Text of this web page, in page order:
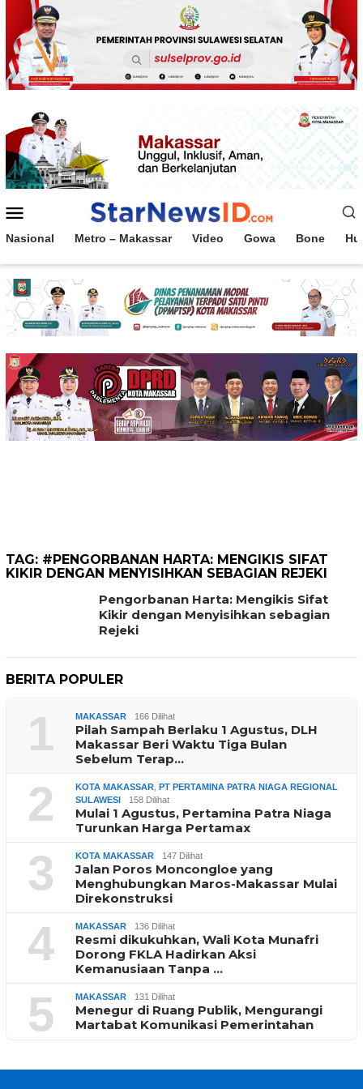
Loncat
konten
Mobile
Nasional Metro – Makassar Video Gowa Bone
TAG: #PENGORBANAN HARTA: MENGIKIS SIFAT
KIKIR DENGAN MENYISIHKAN SEBAGIAN REJEKI
Pengorbanan Harta: Mengikis Sifat
Kikir dengan Menyisihkan sebagian
Rejeki
BERITA POPULER
1 MAKASSAR 166 Dilihat
Pilah Sampah Berlaku 1 Agustus, DLH
Makassar Beri Waktu Tiga Bulan
Sebelum Terap…
2 KOTA MAKASSAR
PT PERTAMINA PATRA NIAGA REGIONAL
SULAWESI
158 Dilihat
Mulai 1 Agustus, Pertamina Patra Niaga
Turunkan Harga Pertamax
3 KOTA MAKASSAR 147 Dilihat
Jalan Poros Moncongloe yang
Menghubungkan Maros-Makassar Mulai
Direkonstruksi
4 MAKASSAR 136 Dilihat
Resmi dikukuhkan, Wali Kota Munafri
Dorong FKLA Hadirkan Aksi
Kemanusiaan Tanpa …
5 MAKASSAR 131 Dilihat
Menegur di Ruang Publik, Mengurangi
Martabat Komunikasi Pemerintahan